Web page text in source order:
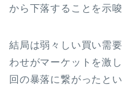
から下落することを示
結局は弱々しい買い需
わせがマーケットを激
回の暴落に繋がったと